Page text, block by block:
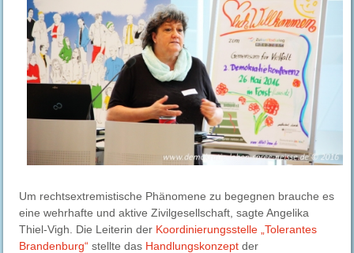
Um rechtsextremistische Phänomene zu begegnen brauche es
eine wehrhafte und aktive Zivilgesellschaft, sagte Angelika
Thiel-Vigh. Die Leiterin der Koordinierungsstelle „Tolerantes
Brandenburg“ stellte das Handlungskonzept der